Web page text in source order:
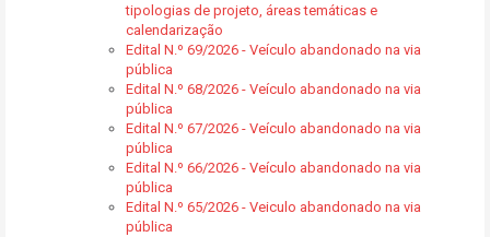
tipologias de projeto, áreas temáticas e
calendarização
Edital N.º 69/2026 - Veículo abandonado na via
pública
Edital N.º 68/2026 - Veículo abandonado na via
pública
Edital N.º 67/2026 - Veículo abandonado na via
pública
Edital N.º 66/2026 - Veículo abandonado na via
pública
Edital N.º 65/2026 - Veiculo abandonado na via
pública